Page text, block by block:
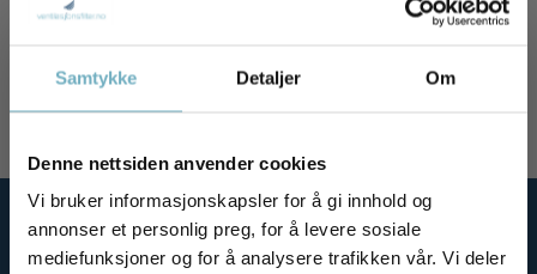
Samtykke Detaljer Om
Denne nettsiden anvender cookies
Vi bruker informasjonskapsler for å gi innhold og
annonser et personlig preg, for å levere sosiale
mediefunksjoner og for å analysere trafikken vår. Vi deler
VENTILASJONSFILTER AS